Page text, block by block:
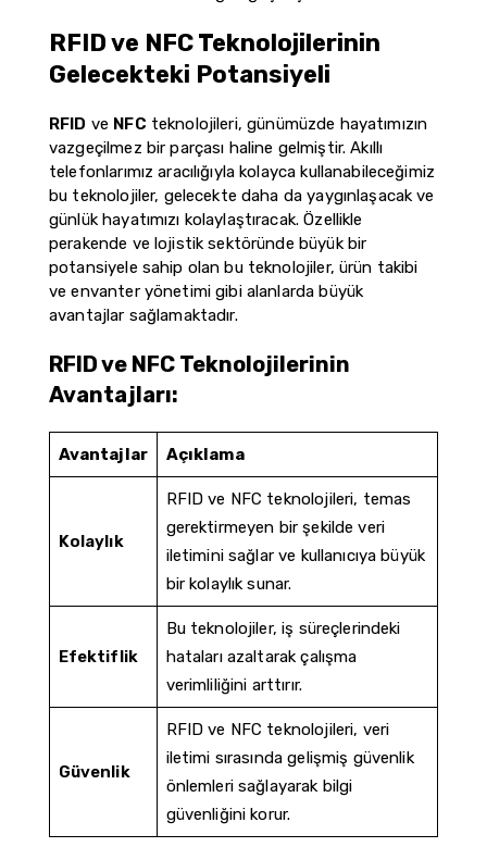
RFID ve NFC Teknolojilerinin
Gelecekteki Potansiyeli
RFID ve NFC teknolojileri, günümüzde hayatımızın
vazgeçilmez bir parçası haline gelmiştir. Akıllı
telefonlarımız aracılığıyla kolayca kullanabileceğimiz
bu teknolojiler, gelecekte daha da yaygınlaşacak ve
günlük hayatımızı kolaylaştıracak. Özellikle
perakende ve lojistik sektöründe büyük bir
potansiyele sahip olan bu teknolojiler, ürün takibi
ve envanter yönetimi gibi alanlarda büyük
avantajlar sağlamaktadır.
RFID ve NFC Teknolojilerinin
Avantajları:
Avantajlar Açıklama
Kolaylık
RFID ve NFC teknolojileri, temas
gerektirmeyen bir şekilde veri
iletimini sağlar ve kullanıcıya büyük
bir kolaylık sunar.
Efektiflik
Bu teknolojiler, iş süreçlerindeki
hataları azaltarak çalışma
verimliliğini arttırır.
Güvenlik
RFID ve NFC teknolojileri, veri
iletimi sırasında gelişmiş güvenlik
önlemleri sağlayarak bilgi
güvenliğini korur.